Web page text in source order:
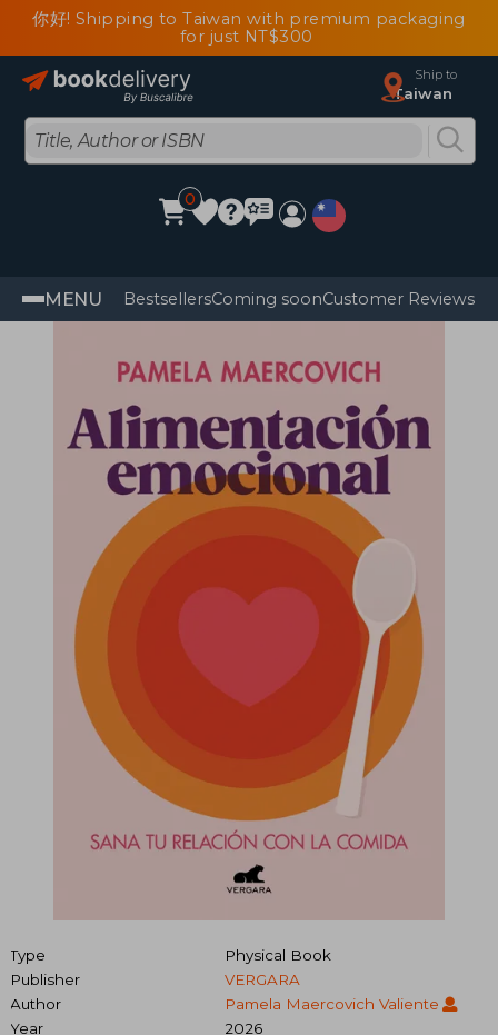
你好! Shipping to Taiwan with premium packaging
for just NT$300
Ship to
Taiwan
0
MENU BestsellersComing soonCustomer Reviews
Type
Physical Book
Publisher
VERGARA
Author
Pamela Maercovich Valiente
Year
2026